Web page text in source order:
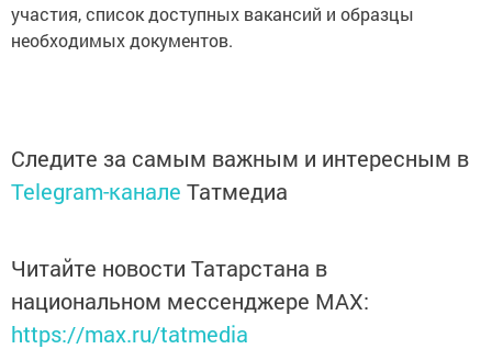
участия, список доступных вакансий и образцы
необходимых документов.
Следите за самым важным и интересным в
Telegram-канале Татмедиа
Читайте новости Татарстана в
национальном мессенджере MАХ:
https://max.ru/tatmedia